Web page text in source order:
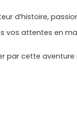
d’histoire,
vos attentes en
par cette